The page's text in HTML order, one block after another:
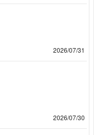
2026/07/31
2026/07/30